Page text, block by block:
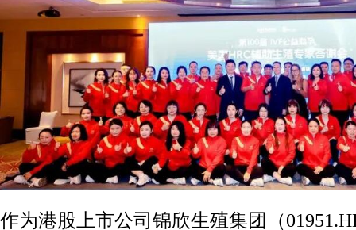
作为港股上市公司锦欣生殖集团（